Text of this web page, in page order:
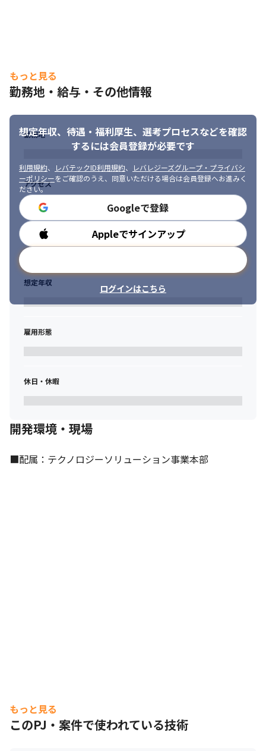
もっと見る
勤務地・給与・その他情報
想定年収、待遇・福利厚生、 選考プロセスなどを確認
するには会員登録が必要です
利用規約、 レバテックID利用規約、
レバレジーズグループ・プライバシ
ーポリシーをご確認のうえ、同意いただける場合は会員登録へお進みく
ださい。
Googleで登録
Appleでサインアップ
ログインはこちら
勤務地
アクセス
勤務時間
想定年収
雇用形態
休日・休暇
開発環境・現場
■配属：テクノロジーソリューション事業本部
もっと見る
このPJ・案件で使われている技術